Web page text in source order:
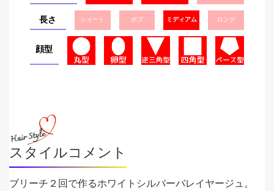
長さ ショート ボブ ミディアム ロング
顔型
スタイルコメント
ブリーチ２回で作るホワイトシルバーバレイヤージュ。